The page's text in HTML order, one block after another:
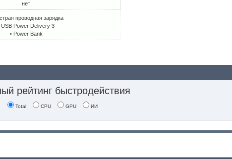
нет
проводная зарядка
USB Power Delivery 3
• Power Bank
рейтинг быстродействия
Total CPU GPU ИИ